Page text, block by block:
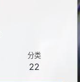
分类
22